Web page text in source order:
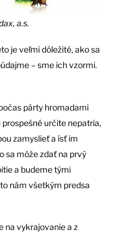
a.s.
je veľmi dôležité, ako sa
– sme ich vzormi.
párty hromadami
určite nepatria,
zamyslieť a ísť im
sa môže zdať na prvý
a budeme tými
nám všetkým predsa
na vykrajovanie a z